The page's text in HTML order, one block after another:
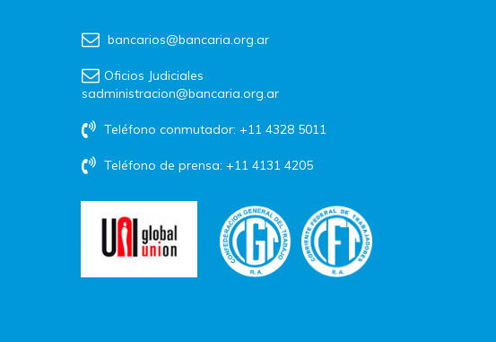
bancarios@bancaria.org.ar
Oficios Judiciales
sadministracion@bancaria.org.ar
Teléfono conmutador: +11 4328 5011
Teléfono de prensa: +11 4131 4205